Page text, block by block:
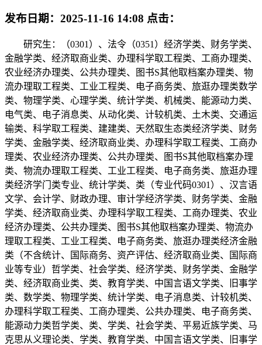
发布日期： 2025-11-16 14:08 点击：
研究生：（0301）、法令（0351）经济学类、财务学类、
金融学类、经济取商业类、办理科学取工程类、工商办理类、
农业经济办理类、公共办理类、图书S其他取档案办理类、物
流办理取工程类、工业工程类、电子商务类、旅逛办理类数学
类、物理学类、心理学类、统计学类、机械类、能源动力类、
电气类、电子消息类、从动化类、计较机类、土木类、交通运
输类、科学取工程类、建建类、天然取生态类经济学类、财务
学类、金融学类、经济取商业类、办理科学取工程类、工商办
理类、农业经济办理类、公共办理类、图书S其他取档案办理
类、物流办理取工程类、工业工程类、电子商务类、旅逛办理
类经济学门类专业、统计学类、类（专业代码0301）、汉言语
文学、会计学、财政办理、审计学经济学类、财务学类、金融
学类、经济取商业类、办理科学取工程类、工商办理类、农业
经济办理类、公共办理类、图书S其他取档案办理类、物流办
理取工程类、工业工程类、电子商务类、旅逛办理类经济金融
类（不含统计、国际商务、资产评估、经济取商业类、国际商
业等专业）哲学类、社会学类、经济学类、财务学类、金融学
类、经济取商业类、类、教育学类、中国言语文学类、旧事学
类、数学类、物理学类、统计学类、电子消息类、计较机类、
办理科学取工程类、工商办理类、公共办理类、电子商务类、
能源动力类哲学类、类、学类、社会学类、平易近族学类、马
克思从义理论类、学类、教育学类、中国言语文学类、旧事学